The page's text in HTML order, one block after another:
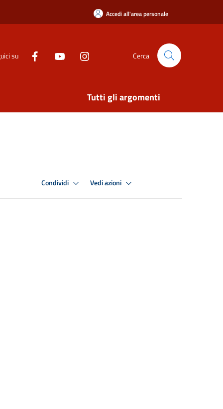
Accedi all'area personale
su Cerca
Tutti gli argomenti
Condividi Vedi azioni